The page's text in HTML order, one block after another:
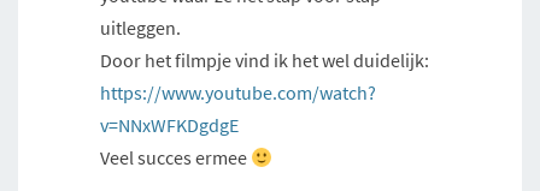
uitleggen.
Door het filmpje vind ik het wel duidelijk:
https://www.youtube.com/watch?
v=NNxWFKDgdgE
Veel succes ermee